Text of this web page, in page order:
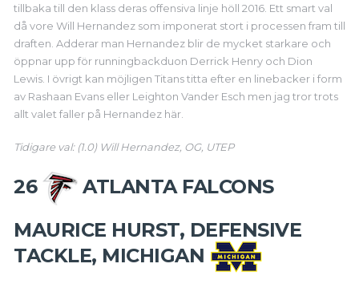
tillbaka till den klass deras offensiva linje höll 2016. Ett smart val
då vore Will Hernandez som imponerat stort i processen fram till
draften. Adderar man Hernandez blir de mycket starkare och
öppnar upp för runningbackduon Derrick Henry och Dion
Lewis. I övrigt kan möjligen Titans titta efter en linebacker i form
av Rashaan Evans eller Leighton Vander Esch men jag tror trots
allt valet faller på Hernandez här.
Tidigare val: (1.0) Will Hernandez, OG, UTEP
26
ATLANTA FALCONS
MAURICE HURST, DEFENSIVE
TACKLE, MICHIGAN